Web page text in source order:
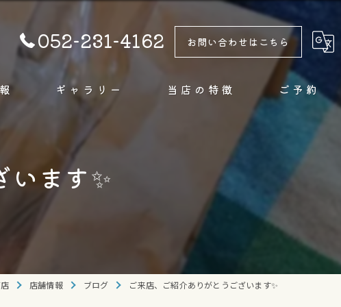
052-231-4162 お問い合わせはこちら
ギャラリー 当店の特徴
ドリンク
ご予約
ます✨
店舗情報 ブログ ご来店、ご紹介ありがとうございます✨